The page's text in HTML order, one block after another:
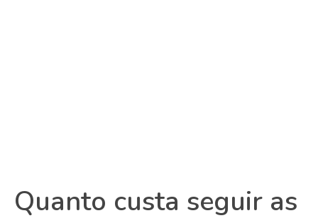
Quanto custa seguir as